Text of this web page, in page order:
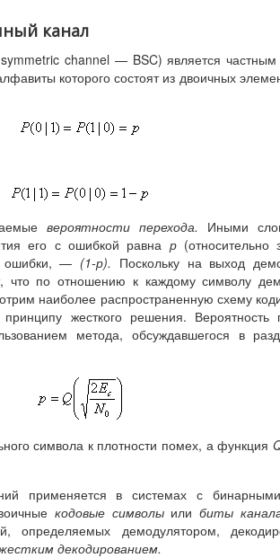
канал
channel — BSC) является частным
которого состоят из двоичных
вероятности перехода. Иными
его с ошибкой равна р (относительно
ошибки, — (1-р). Поскольку на выход
что по отношению к каждому символу
наиболее распространенную схему
жесткого решения. Вероятность
метода, обсуждавшегося в
символа к плотности помех, а функция
применяется в системах с
кодовые символы или биты
определяемых демодулятором,
декодированием.